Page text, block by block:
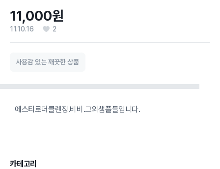
11,000원
11.10.16 2
사용감 있는 깨끗한 상품
에스티로더클렌징.비비.그외샘플들입니다.
카테고리